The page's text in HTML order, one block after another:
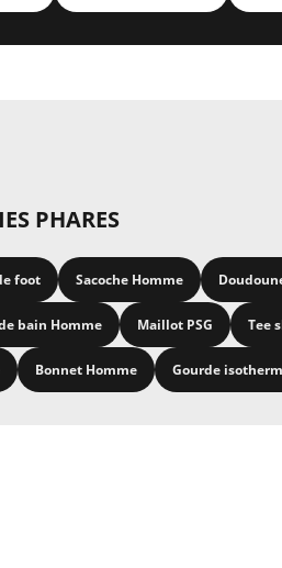
PHARES
foot Sacoche Homme
bain Homme Maillot PSG Tee
Bonnet Homme Gourde